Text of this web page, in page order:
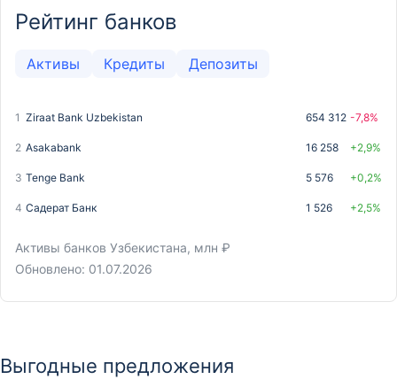
Рейтинг банков
Активы Кредиты Депозиты
1 Ziraat Bank Uzbekistan 654 312 -7,8%
2 Asakabank 16 258 +2,9%
3 Tenge Bank 5 576 +0,2%
4 Садерат Банк 1 526 +2,5%
Активы банков Узбекистана, млн ₽
Обновлено: 01.07.2026
Tenge Bank
Tenge Bank
Выгодные предложения